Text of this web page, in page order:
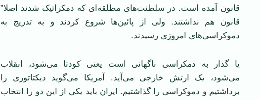
قانون آمده است. در سلطنت‌های مطلقه‌ای که دمکراتیک شدند اصلا”
قانون هم نداشتند. ولی از پائین‌ها شروع کردند و به تدریج به
دموکراسی‌های امروزی رسیدند.
یا گذار به دمکراسی ناگهانی است یعنی کودتا می‌شود، انقلاب
می‌شود، یک ارتش خارجی می‌آید. آمریکا می‌گوید دیکتاتوری را
برداشتیم و دموکراسی را گذاشتیم. ایران باید یکی از این دو را انتخاب